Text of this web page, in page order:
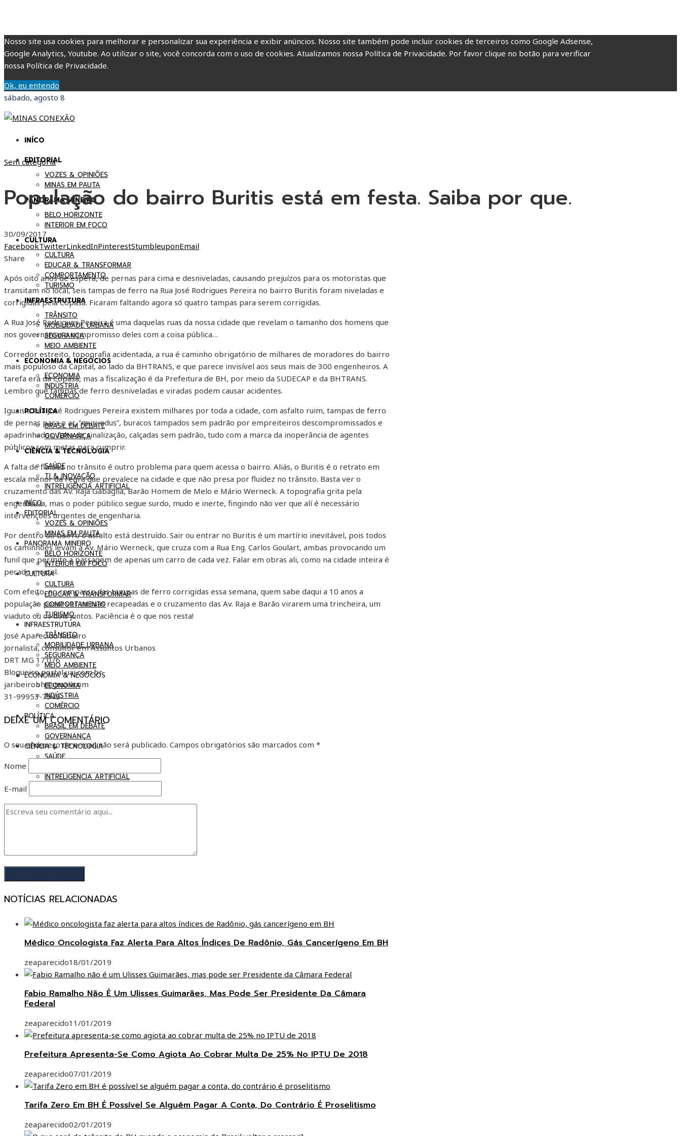
Nosso site usa cookies para melhorar e personalizar sua experiência e exibir anúncios. Nosso site também pode incluir cookies de terceiros como Google Adsense,
Google Analytics, Youtube. Ao utilizar o site, você concorda com o uso de cookies. Atualizamos nossa Política de Privacidade. Por favor clique no botão para verificar
nossa Política de Privacidade.
Ok, eu entendo
sábado, agosto 8
INÍCO
EDITORIAL
VOZES & OPINIÕES
MINAS EM PAUTA
PANORAMA MINEIRO
BELO HORIZONTE
INTERIOR EM FOCO
CULTURA
CULTURA
EDUCAR & TRANSFORMAR
COMPORTAMENTO
TURISMO
INFRAESTRUTURA
TRÂNSITO
MOBILIDADE URBANA
SEGURANÇA
MEIO AMBIENTE
ECONOMIA & NEGÓCIOS
ECONOMIA
INDÚSTRIA
COMÉRCIO
POLÍTICA
BRASIL EM DEBATE
GOVERNANÇA
CIÊNCIA & TECNOLOGIA
SAÚDE
TI & INOVAÇÃO
INTRELIGÊNCIA ARTIFICIAL
INÍCO
EDITORIAL
VOZES & OPINIÕES
MINAS EM PAUTA
PANORAMA MINEIRO
BELO HORIZONTE
INTERIOR EM FOCO
CULTURA
CULTURA
EDUCAR & TRANSFORMAR
COMPORTAMENTO
TURISMO
INFRAESTRUTURA
TRÂNSITO
MOBILIDADE URBANA
SEGURANÇA
MEIO AMBIENTE
ECONOMIA & NEGÓCIOS
ECONOMIA
INDÚSTRIA
COMÉRCIO
POLÍTICA
BRASIL EM DEBATE
GOVERNANÇA
CIÊNCIA & TECNOLOGIA
SAÚDE
INTRELIGÊNCIA ARTIFICIAL
Sem categoria
População do bairro Buritis está em festa. Saiba por que.
30/09/2017
FacebookTwitterLinkedInPinterestStumbleuponEmail
Share
Após oito anos de espera, de pernas para cima e desniveladas, causando prejuízos para os motoristas que
transitam no local, seis tampas de ferro na Rua José Rodrigues Pereira no bairro Buritis foram niveladas e
corrigidas pela Copasa. Ficaram faltando agora só quatro tampas para serem corrigidas.
A Rua José Rodrigues Pereira é uma daquelas ruas da nossa cidade que revelam o tamanho dos homens que
nos governam e o compromisso deles com a coisa pública…
Corredor estreito, topografia acidentada, a rua é caminho obrigatório de milhares de moradores do bairro
mais populoso da Capital, ao lado da BHTRANS, e que parece invisível aos seus mais de 300 engenheiros. A
tarefa era da Copasa, mas a fiscalização é da Prefeitura de BH, por meio da SUDECAP e da BHTRANS.
Lembro que tampas de ferro desniveladas e viradas podem causar acidentes.
Iguais a Rua José Rodrigues Pereira existem milhares por toda a cidade, com asfalto ruim, tampas de ferro
de pernas para o ar, “murundus”, buracos tampados sem padrão por empreiteiros descompromissados e
apadrinhados, falta de sinalização, calçadas sem padrão, tudo com a marca da inoperância de agentes
públicos sem metas para cumprir.
A falta de fluidez no trânsito é outro problema para quem acessa o bairro. Aliás, o Buritis é o retrato em
escala menor da regra que prevalece na cidade e que não presa por fluidez no trânsito. Basta ver o
cruzamento das Av. Raja Gabaglia, Barão Homem de Melo e Mário Werneck. A topografia grita pela
engenharia, mas o poder público segue surdo, mudo e inerte, fingindo não ver que alí é necessário
intervenções urgentes de engenharia.
Por dentro do bairro o asfalto está destruído. Sair ou entrar no Buritis é um martírio inevitável, pois todos
os caminhões levam a Av. Mário Werneck, que cruza com a Rua Eng. Carlos Goulart, ambas provocando um
funil que permite a passagem de apenas um carro de cada vez. Falar em obras ali, como na cidade inteira é
pecado mortal.
Com efeito, no compasso das tampas de ferro corrigidas essa semana, quem sabe daqui a 10 anos a
população possa ver as ruas recapeadas e o cruzamento das Av. Raja e Barão virarem uma trincheira, um
viaduto ou os dois juntos. Paciência é o que nos resta!
José Aparecido Ribeiro
Jornalista, consultor em Assuntos Urbanos
DRT MG 17.076
Blogueiro portal uai.com.br
jaribeirobh@gmail.com
31-99953-7945
DEIXE UM COMENTÁRIO
O seu endereço de e-mail não será publicado. Campos obrigatórios são marcados com *
Nome
E-mail
NOTÍCIAS RELACIONADAS
Médico Oncologista Faz Alerta Para Altos Índices De Radônio, Gás Cancerígeno Em BH
zeaparecido18/01/2019
Fabio Ramalho Não É Um Ulisses Guimarães, Mas Pode Ser Presidente Da Câmara
Federal
zeaparecido11/01/2019
Prefeitura Apresenta-Se Como Agiota Ao Cobrar Multa De 25% No IPTU De 2018
zeaparecido07/01/2019
Tarifa Zero Em BH É Possível Se Alguém Pagar A Conta, Do Contrário É Proselitismo
zeaparecido02/01/2019